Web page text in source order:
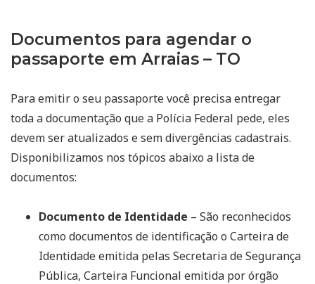
Documentos para agendar o
passaporte em Arraias – TO
Para emitir o seu passaporte você precisa entregar
toda a documentação que a Polícia Federal pede, eles
devem ser atualizados e sem divergências cadastrais.
Disponibilizamos nos tópicos abaixo a lista de
documentos:
Documento de Identidade – São reconhecidos
como documentos de identificação o Carteira de
Identidade emitida pelas Secretaria de Segurança
Pública, Carteira Funcional emitida por órgão